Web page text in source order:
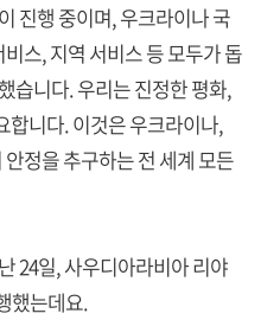
진행 중이며, 우크라이나 국
스, 지역 서비스 등 모두가 돕
습니다. 우리는 진정한 평화,
합니다. 이것은 우크라이나,
정을 추구하는 전 세계 모든
24일, 사우디아라비아 리야
했는데요.